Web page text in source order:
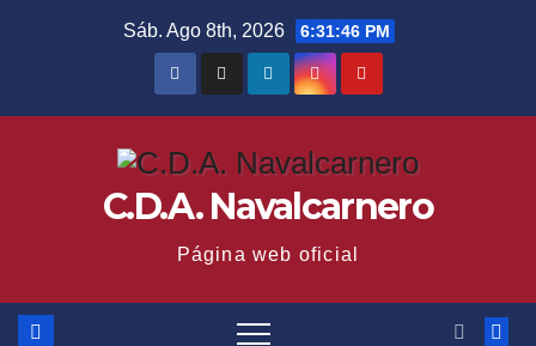
Sáb. Ago 8th, 2026 6:31:47 PM
C.D.A. Navalcarnero
Página web oficial